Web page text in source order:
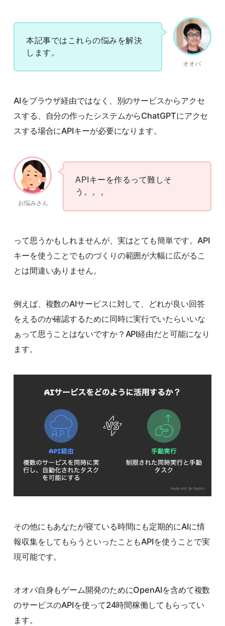
オオバ
本記事ではこれらの悩みを解決
します。
AIをブラウザ経由ではなく、別のサービスからアクセ
スする、自分の作ったシステムからChatGPTにアクセ
スする場合にAPIキーが必要になります。
お悩みさん
APIキーを作るって難しそ
う。。。
って思うかもしれませんが、実はとても簡単です。API
キーを使うことでものづくりの範囲が大幅に広がるこ
とは間違いありません。
例えば、複数のAIサービスに対して、どれが良い回答
をえるのか確認するために同時に実行でいたらいいな
ぁって思うことはないですか？API経由だと可能になり
ます。
その他にもあなたが寝ている時間にも定期的にAIに情
報収集をしてもらうといったこともAPIを使うことで実
現可能です。
オオバ自身もゲーム開発のためにOpenAIを含めて複数
のサービスのAPIを使って24時間稼働してもらってい
ます。